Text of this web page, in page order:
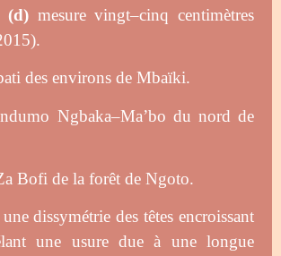
(d) mesure vingt–cinqcentimètres
).
des environs de Mbaïki.
ndumo Ngbaka–Ma’bo du nordde
Bofi de la forêt de Ngoto.
dissymétrie des têtes encroissant
une usure due à une longue